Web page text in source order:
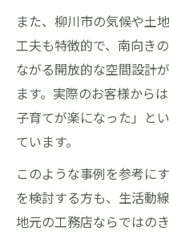
また、柳川市の気候や土
工夫も特徴的で、南向き
ながる開放的な空間設計
ます。実際のお客様から
子育てが楽になった」と
ています。
このような事例を参考に
を検討する方も、生活動
地元の工務店ならではの